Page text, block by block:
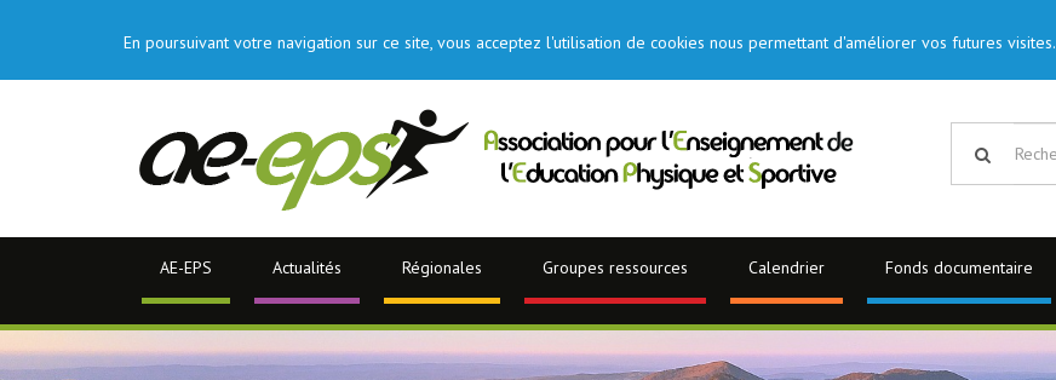
En poursuivant votre navigation sur ce site, vous acceptez l'utilisation de cookies nous permettant d'améliorer vos futures visites.
AE-EPS Actualités Régionales Groupes ressources Calendrier Fonds documentaire